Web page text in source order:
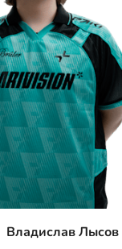
Владислав Лысов